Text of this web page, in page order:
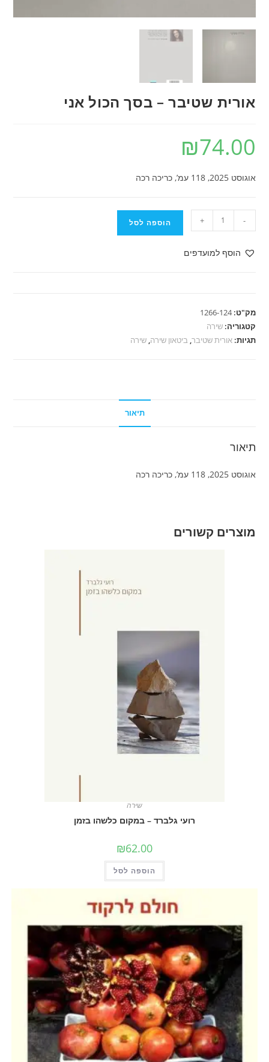
אורית שטיבר – בסך הכול אני
₪74.00
אוגוסט 2025, 118 עמ’, כריכה רכה
של
אורית
אני
-
+ הוספה לסל
הוסף למועדפים
מק"ט:1266-124
קטגוריה:שירה
תגיות:אורית שטיבר,ביטאון שירה,שירה
תיאור
תיאור
אוגוסט 2025, 118 עמ’, כריכה רכה
מוצרים קשורים
שירה
רועי גלברד – במקום כלשהו בזמן
₪62.00
הוספה לסל